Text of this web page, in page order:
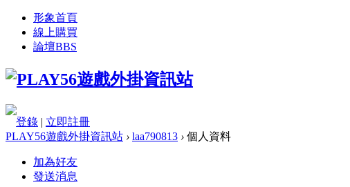
形象首頁
線上購買
論壇BBS
登錄 | 立即註冊
PLAY56遊戲外掛資訊站 › laa790813 › 個人資料
加為好友
發送消息